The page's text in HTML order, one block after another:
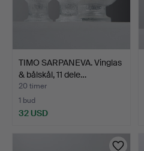
TIMO SARPANEVA. Vinglas
& bålskål, 11 dele…
20 timer
1 bud
32 USD